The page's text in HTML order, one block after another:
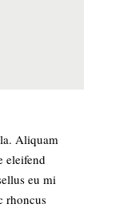
Aliquam
eleifend
eu mi
rhoncus